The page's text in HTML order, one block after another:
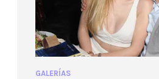
GALERÍAS